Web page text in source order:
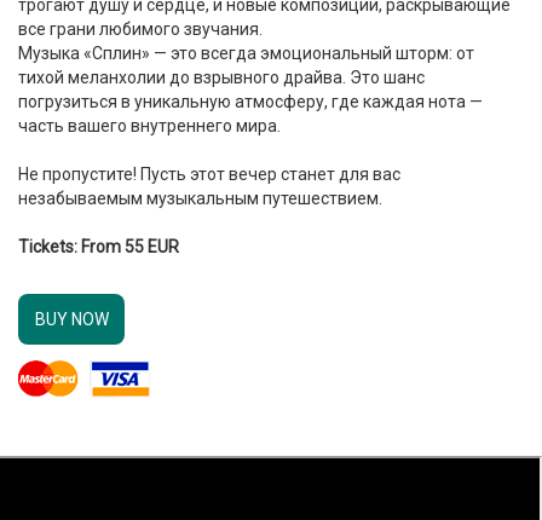
трогают душу и сердце, и новые композиции, раскрывающие
все грани любимого звучания.
Музыка «Сплин» — это всегда эмоциональный шторм: от
тихой меланхолии до взрывного драйва. Это шанс
погрузиться в уникальную атмосферу, где каждая нота —
часть вашего внутреннего мира.
Не пропустите! Пусть этот вечер станет для вас
незабываемым музыкальным путешествием.
Tickets: From 55 EUR
BUY NOW